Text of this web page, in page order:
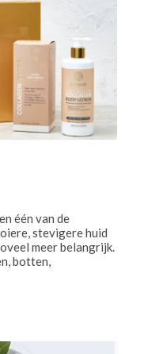
één van de
stevigere huid
meer belangrijk.
botten,